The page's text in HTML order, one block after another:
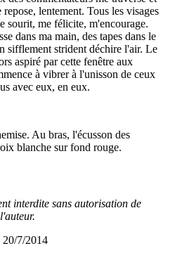
lentement. Tous les visages
sourit, me félicite, m'encourage.
dans ma main, des tapes dans le
sifflement strident déchire l'air. Le
aspiré par cette fenêtre aux
à vibrer à l'unisson de ceux
avec eux, en eux.
Au bras, l'écusson des
blanche sur fond rouge.
interdite sans autorisation de
l'auteur.
20/7/2014